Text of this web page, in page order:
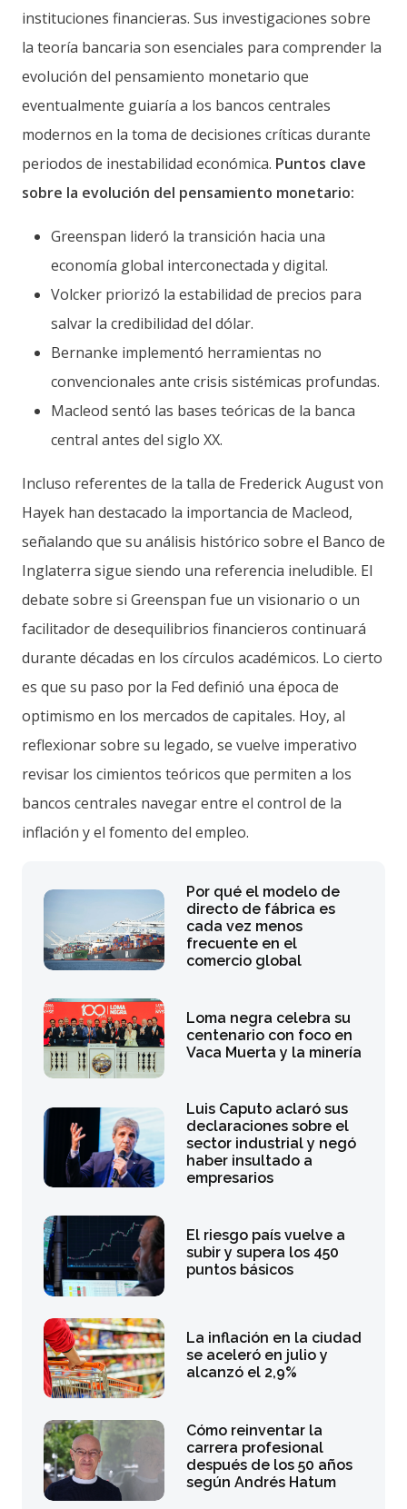
instituciones financieras. Sus investigaciones sobre
la teoría bancaria son esenciales para comprender la
evolución del pensamiento monetario que
eventualmente guiaría a los bancos centrales
modernos en la toma de decisiones críticas durante
periodos de inestabilidad económica. Puntos clave
sobre la evolución del pensamiento monetario:
Greenspan lideró la transición hacia una
economía global interconectada y digital.
Volcker priorizó la estabilidad de precios para
salvar la credibilidad del dólar.
Bernanke implementó herramientas no
convencionales ante crisis sistémicas profundas.
Macleod sentó las bases teóricas de la banca
central antes del siglo XX.
Incluso referentes de la talla de Frederick August von
Hayek han destacado la importancia de Macleod,
señalando que su análisis histórico sobre el Banco de
Inglaterra sigue siendo una referencia ineludible. El
debate sobre si Greenspan fue un visionario o un
facilitador de desequilibrios financieros continuará
durante décadas en los círculos académicos. Lo cierto
es que su paso por la Fed definió una época de
optimismo en los mercados de capitales. Hoy, al
reflexionar sobre su legado, se vuelve imperativo
revisar los cimientos teóricos que permiten a los
bancos centrales navegar entre el control de la
inflación y el fomento del empleo.
Por qué el modelo de
directo de fábrica es
cada vez menos
frecuente en el
comercio global
Loma negra celebra su
centenario con foco en
Vaca Muerta y la minería
Luis Caputo aclaró sus
declaraciones sobre el
sector industrial y negó
haber insultado a
empresarios
El riesgo país vuelve a
subir y supera los 450
puntos básicos
La inflación en la ciudad
se aceleró en julio y
alcanzó el 2,9%
Cómo reinventar la
carrera profesional
después de los 50 años
según Andrés Hatum